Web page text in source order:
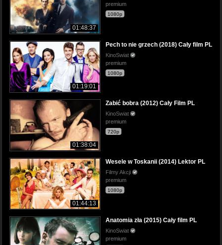
01:48:37
premium
1080p
01:19:01
Pech to nie grzech (2018) Cały film PL
KinoSwiat
premium
1080p
01:38:04
Zabić bobra (2012) Cały Film PL
KinoSwiat
premium
720p
01:44:13
Wesele w Toskanii (2014) Lektor PL
Filmy Akcji
premium
1080p
Anatomia zła (2015) Cały film PL
KinoSwiat
premium